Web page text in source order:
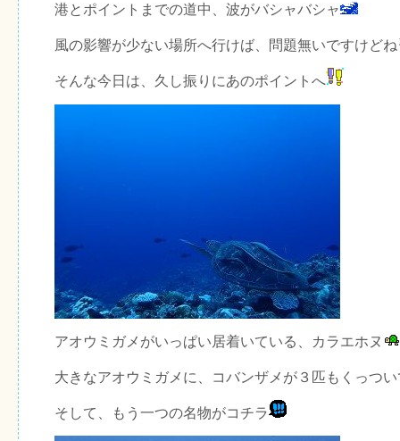
港とポイントまでの道中、波がバシャバシャ
風の影響が少ない場所へ行けば、問題無いですけどね
そんな今日は、久し振りにあのポイントへ
アオウミガメがいっぱい居着いている、カラエホヌ
大きなアオウミガメに、コバンザメが３匹もくっつ
そして、もう一つの名物がコチラ